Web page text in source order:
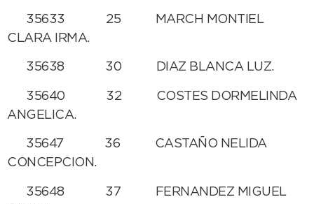
35633 25 MARCH MONTIEL
CLARA IRMA.
35638 30 DIAZ BLANCA LUZ.
35640 32 COSTES DORMELINDA
ANGELICA.
35647 36 CASTAÑO NELIDA
CONCEPCION.
35648 37 FERNANDEZ MIGUEL